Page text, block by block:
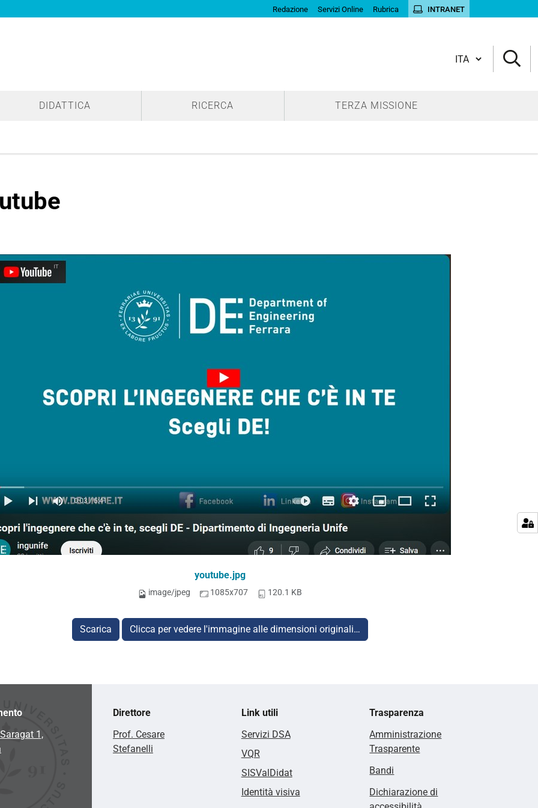
Redazione Servizi Online Rubrica INTRANET
Cambia lingua
DIDATTICA RICERCA TERZA MISSIONE
youtube.jpg
image/jpeg 1085x707 120.1 KB
Scarica Clicca per vedere l'immagine alle dimensioni originali…
1,
Direttore
Prof. Cesare
Stefanelli
Link utili
Servizi DSA
VQR
SISValDidat
Identità visiva
Trasparenza
Amministrazione
Trasparente
Bandi
Dichiarazione di